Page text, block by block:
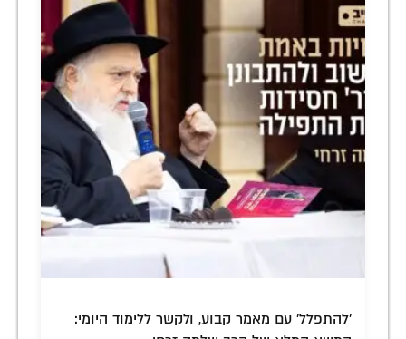
'להתפלל' עם מאמר קבוע, ולקשר ללימוד היומי: